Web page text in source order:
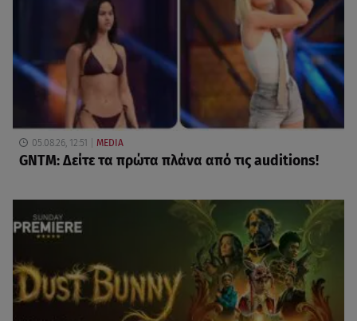
05.08.26, 12:51 MEDIA
GNTM: Δείτε τα πρώτα πλάνα από τις auditions!